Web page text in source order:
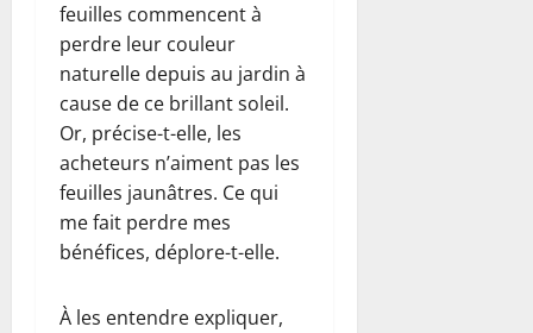
feuilles commencent à
perdre leur couleur
naturelle depuis au jardin à
cause de ce brillant soleil.
Or, précise-t-elle, les
acheteurs n’aiment pas les
feuilles jaunâtres. Ce qui
me fait perdre mes
bénéfices, déplore-t-elle.
À les entendre expliquer,